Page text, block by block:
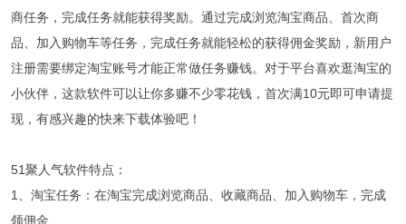
商任务，完成任务就能获得奖励。通过完成浏览淘宝商品、首次商
品、加入购物车等任务，完成任务就能轻松的获得佣金奖励，新用户
注册需要绑定淘宝账号才能正常做任务赚钱。对于平台喜欢逛淘宝的
小伙伴，这款软件可以让你多赚不少零花钱，首次满10元即可申请提
现，有感兴趣的快来下载体验吧！
51聚人气软件特点：
1、淘宝任务：在淘宝完成浏览商品、收藏商品、加入购物车，完成
领佣金